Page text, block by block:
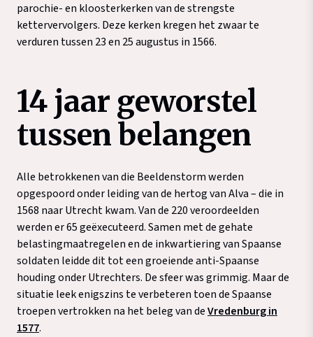
parochie- en kloosterkerken van de strengste
kettervervolgers. Deze kerken kregen het zwaar te
verduren tussen 23 en 25 augustus in 1566.
14 jaar geworstel
tussen belangen
Alle betrokkenen van die Beeldenstorm werden
opgespoord onder leiding van de hertog van Alva – die in
1568 naar Utrecht kwam. Van de 220 veroordeelden
werden er 65 geëxecuteerd. Samen met de gehate
belastingmaatregelen en de inkwartiering van Spaanse
soldaten leidde dit tot een groeiende anti-Spaanse
houding onder Utrechters. De sfeer was grimmig. Maar de
situatie leek enigszins te verbeteren toen de Spaanse
troepen vertrokken na het beleg van deVredenburg in
1577.